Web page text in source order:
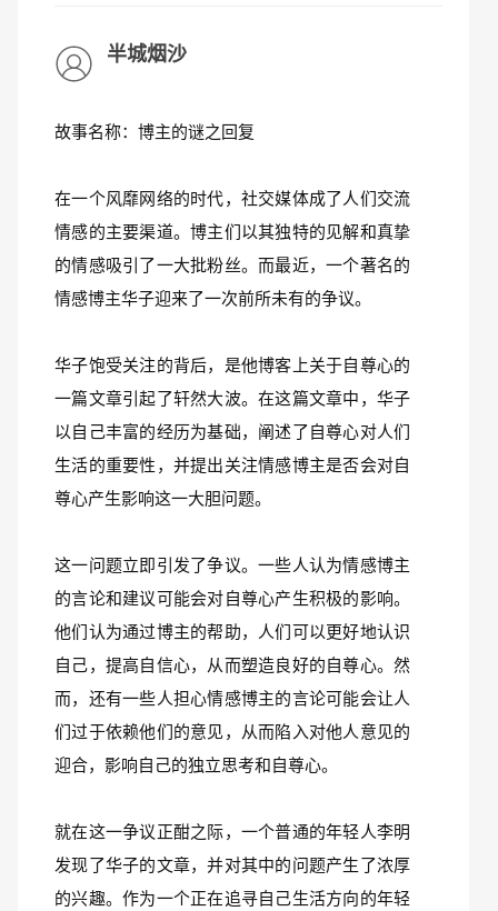
半城烟沙
故事名称：博主的谜之回复
在一个风靡网络的时代，社交媒体成了人们交流
情感的主要渠道。博主们以其独特的见解和真挚
的情感吸引了一大批粉丝。而最近，一个著名的
情感博主华子迎来了一次前所未有的争议。
华子饱受关注的背后，是他博客上关于自尊心的
一篇文章引起了轩然大波。在这篇文章中，华子
以自己丰富的经历为基础，阐述了自尊心对人们
生活的重要性，并提出关注情感博主是否会对自
尊心产生影响这一大胆问题。
这一问题立即引发了争议。一些人认为情感博主
的言论和建议可能会对自尊心产生积极的影响。
他们认为通过博主的帮助，人们可以更好地认识
自己，提高自信心，从而塑造良好的自尊心。然
而，还有一些人担心情感博主的言论可能会让人
们过于依赖他们的意见，从而陷入对他人意见的
迎合，影响自己的独立思考和自尊心。
就在这一争议正酣之际，一个普通的年轻人李明
发现了华子的文章，并对其中的问题产生了浓厚
的兴趣。作为一个正在追寻自己生活方向的年轻